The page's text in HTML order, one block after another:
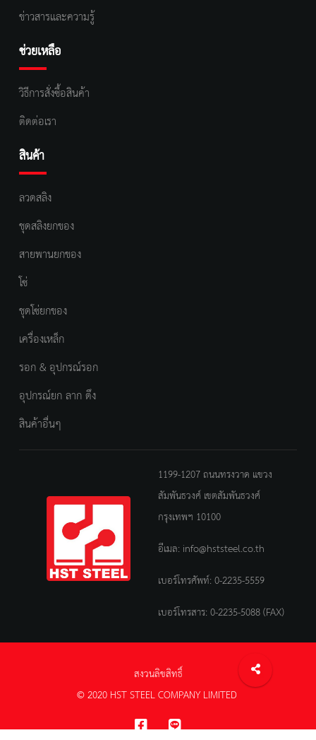
ข่าวสารและความรู้
ช่วยเหลือ
วิธีการสั่งซื้อสินค้า
ติดต่อเรา
สินค้า
ลวดสลิง
ชุดสลิงยกของ
สายพานยกของ
โซ่
ชุดโซ่ยกของ
เครื่องเหล็ก
รอก & อุปกรณ์รอก
อุปกรณ์ยก ลาก ดึง
สินค้าอื่นๆ
1199-1207 ถนนทรงวาด แขวง
สัมพันธวงศ์ เขตสัมพันธวงศ์
กรุงเทพฯ 10100
อีเมล: info@hststeel.co.th
เบอร์โทรศัพท์:0-2235-5559
เบอร์โทรสาร: 0-2235-5088 (FAX)
สงวนลิขสิทธิ์
© 2020 HST STEEL COMPANY LIMITED